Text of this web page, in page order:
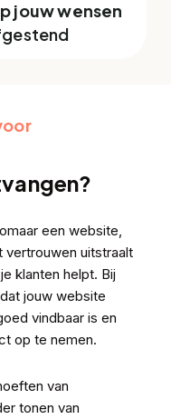
jouw wensen
een website,
vertrouwen uitstraalt
klanten helpt. Bij
jouw website
vindbaar is en
op te nemen.
van
tonen van